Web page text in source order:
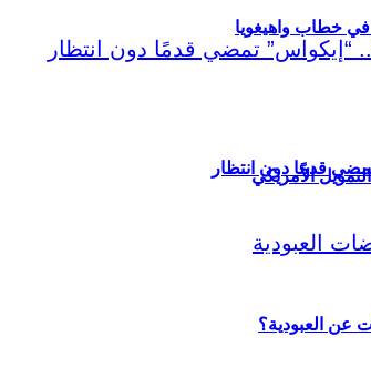
في خطاب واهيغويا
الأمريكي
عن العبودية؟